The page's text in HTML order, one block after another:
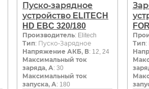
Пуско-зарядное
устройство ELITECH
HD EBC 320/180
Производитель: Elitech
Тип: Пуско-Зарядное
Напряжение АКБ, В: 12, 24
Максимальный ток
заряда, А: 30
Максимальный ток
запуска, А: 180
Тип: